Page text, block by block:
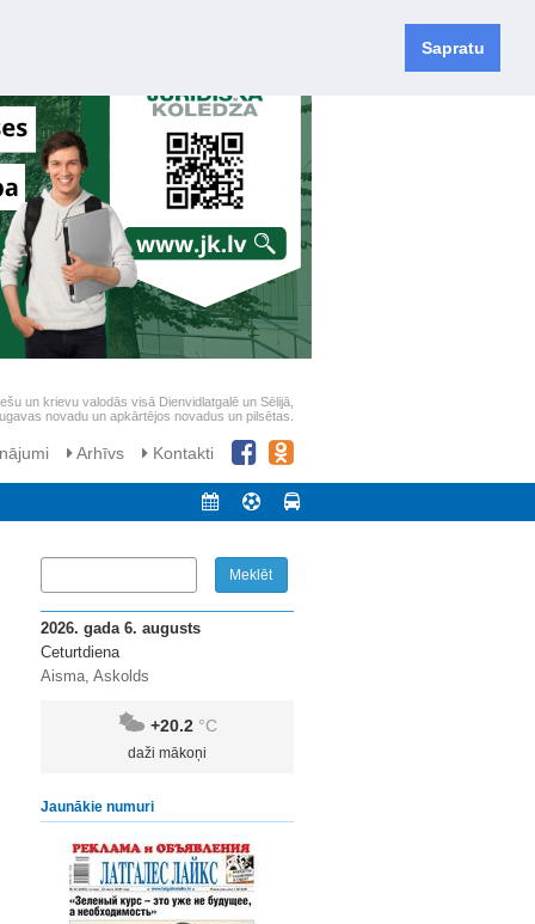
Sapratu
un krievu valodās visā Dienvidlatgalē un Sēlijā,
novadu un apkārtējos novadus un pilsētas.
Arhīvs Kontakti
2026. gada 6. augusts
Ceturtdiena
Aisma, Askolds
+20.2 °C
daži mākoņi
Jaunākie numuri